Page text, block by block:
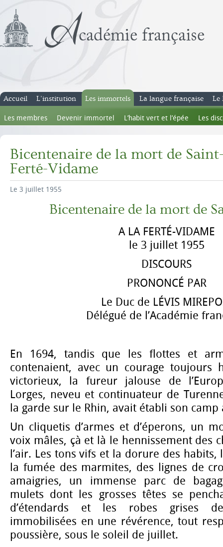
Accueil L’institution Les immortels
Les membres Devenir immortel L’habit vert et l’épée Les
La langue française Le
Bicentenaire de la mort de
Ferté-Vidame
Le 3 juillet 1955
Bicentenaire de la mort de
A LA FERTÉ-VIDAME
le 3 juillet 1955
DISCOURS
PRONONCÉ PAR
Le Duc de LÉVIS
Délégué de l’Académie
En 1694, tandis que les flottes et
contenaient, avec un courage toujours
victorieux, la fureur jalouse de
Lorges, neveu et continuateur de
la garde sur le Rhin, avait établi son camp
Un cliquetis d’armes et d’éperons, un
voix mâles, çà et là le hennissement des
l’air. Les tons vifs et la dorure des
la fumée des marmites, des lignes de
amaigries, un immense parc de
mulets dont les grosses têtes se
d’étendards et les robes grises
immobilisées en une révérence, tout
poussière, sous le soleil de juillet.